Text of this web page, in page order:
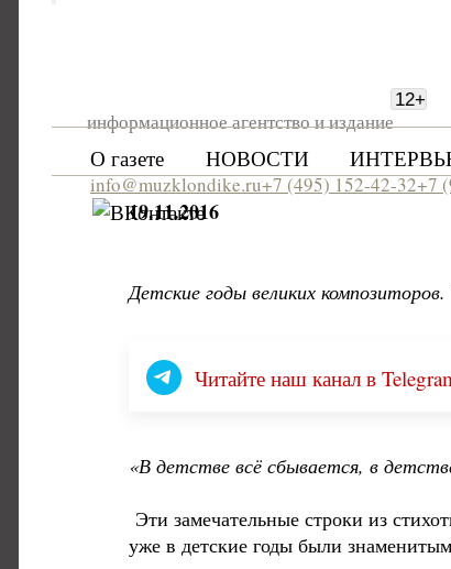
информационное агентство и издание
12+
О газете НОВОСТИ
info@muzklondike.ru+7 (495) 152-42-32+7
19.11.2016
Детские годы великих
Читайте наш канал в
«В детстве всё сбывается, в
Эти замечательные строки из
уже в детские годы были